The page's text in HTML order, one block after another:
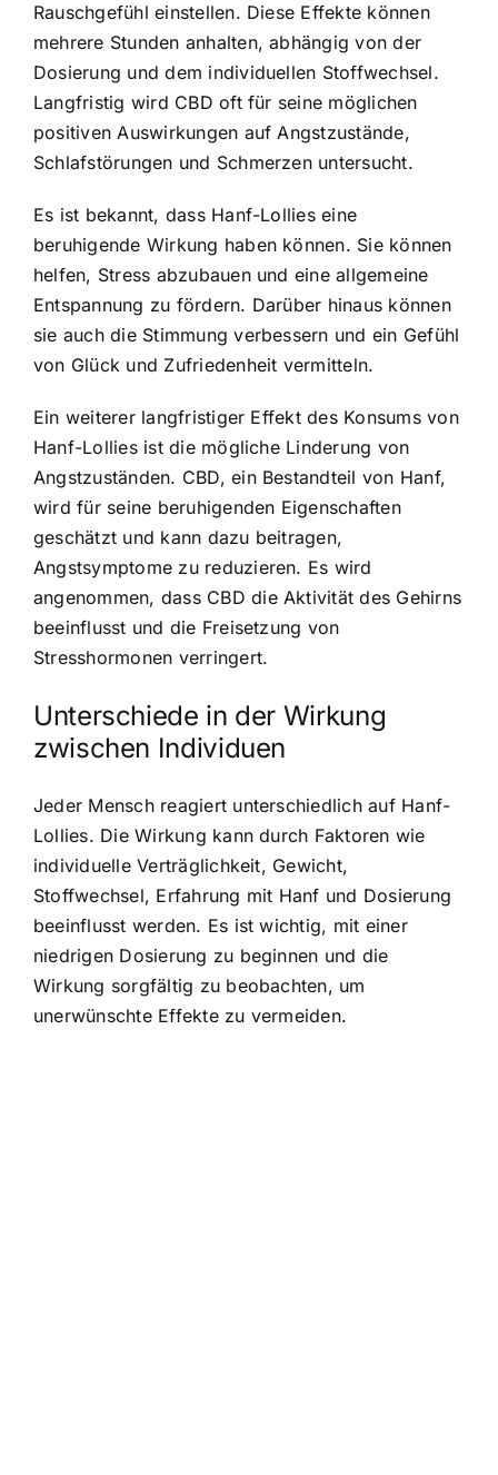
Rauschgefühl einstellen. Diese Effekte können
mehrere Stunden anhalten, abhängig von der
Dosierung und dem individuellen Stoffwechsel.
Langfristig wird CBD oft für seine möglichen
positiven Auswirkungen auf Angstzustände,
Schlafstörungen und Schmerzen untersucht.
Es ist bekannt, dass Hanf-Lollies eine
beruhigende Wirkung haben können. Sie können
helfen, Stress abzubauen und eine allgemeine
Entspannung zu fördern. Darüber hinaus können
sie auch die Stimmung verbessern und ein Gefühl
von Glück und Zufriedenheit vermitteln.
Ein weiterer langfristiger Effekt des Konsums von
Hanf-Lollies ist die mögliche Linderung von
Angstzuständen. CBD, ein Bestandteil von Hanf,
wird für seine beruhigenden Eigenschaften
geschätzt und kann dazu beitragen,
Angstsymptome zu reduzieren. Es wird
angenommen, dass CBD die Aktivität des Gehirns
beeinflusst und die Freisetzung von
Stresshormonen verringert.
Unterschiede in der Wirkung
zwischen Individuen
Jeder Mensch reagiert unterschiedlich auf Hanf-
Lollies. Die Wirkung kann durch Faktoren wie
individuelle Verträglichkeit, Gewicht,
Stoffwechsel, Erfahrung mit Hanf und Dosierung
beeinflusst werden. Es ist wichtig, mit einer
niedrigen Dosierung zu beginnen und die
Wirkung sorgfältig zu beobachten, um
unerwünschte Effekte zu vermeiden.